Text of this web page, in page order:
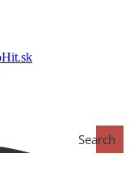
Search